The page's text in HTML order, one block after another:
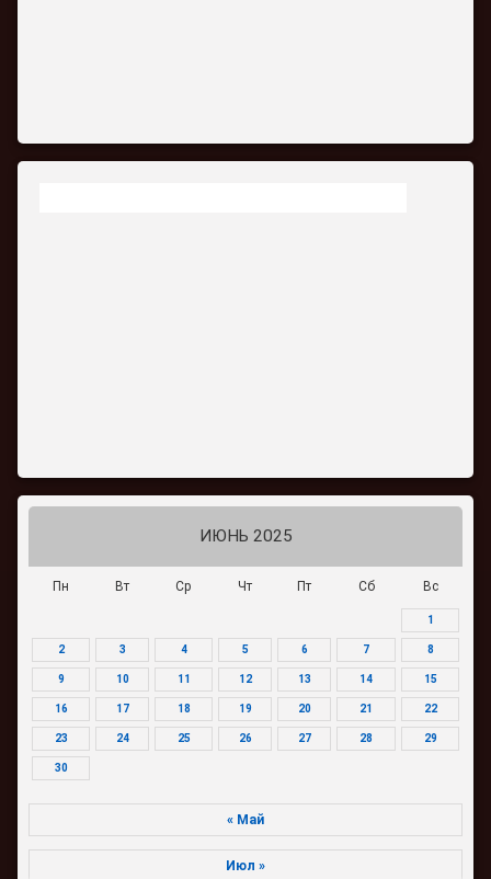
ИЮНЬ 2025
Пн Вт Ср Чт Пт Сб Вс
1
2 3 4 5 6 7 8
9 10 11 12 13 14 15
16 17 18 19 20 21 22
23 24 25 26 27 28 29
30
« Май
Июл »